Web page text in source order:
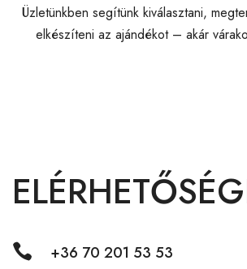
Üzletünkben segítünk kiválasztani,
elkészíteni az ajándékot – akár
 +36 70 201 53 53